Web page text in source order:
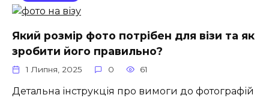
Який розмір фото потрібен для візи та як
зробити його правильно?
1 Липня, 2025 0 61
Детальна інструкція про вимоги до фотографій